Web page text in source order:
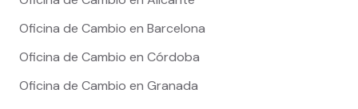
Oficina de Cambio en Barcelona
Oficina de Cambio en Córdoba
Oficina de Cambio en Granada